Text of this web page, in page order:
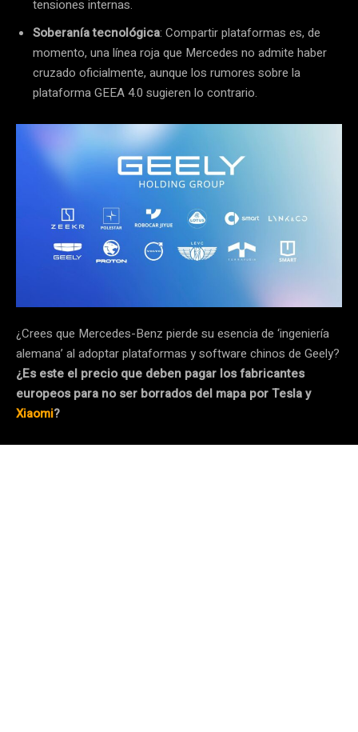
tensiones internas.
Soberanía tecnológica: Compartir plataformas es, de
momento, una línea roja que Mercedes no admite haber
cruzado oficialmente, aunque los rumores sobre la
plataforma GEEA 4.0 sugieren lo contrario.
¿Crees que Mercedes-Benz pierde su esencia de ‘ingeniería
alemana’ al adoptar plataformas y software chinos de Geely?
¿Es este el precio que deben pagar los fabricantes
europeos para no ser borrados del mapa por Tesla y
Xiaomi?